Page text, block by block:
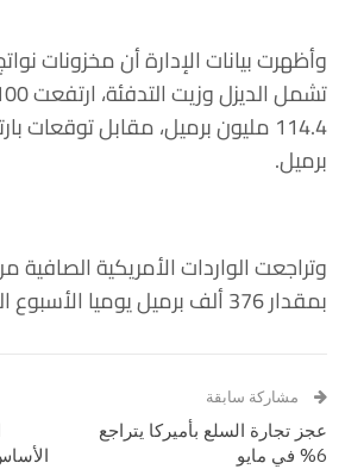
وأظهرت بيانات الإدارة أن مخزونات
برميل.
وتراجعت الواردات الأمريكية الصافية
بمقدار 376 ألف برميل يوميا الأسبوع الماضي.
مشاركة سابقة
عجز تجارة السلع بأميركا يتراجع
6% في مايو